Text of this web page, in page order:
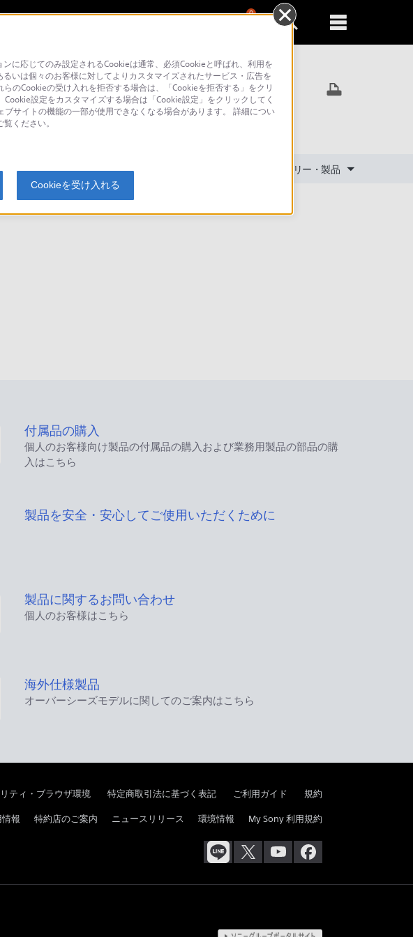
0
対象製品カテゴリー・製品
付属品の購入
個人のお客様向け製品の付属品の購入および業務用製品の部品の購
入はこちら
製品を安全・安心してご使用いただくために
製品に関するお問い合わせ
個人のお客様はこちら
海外仕様製品
オーバーシーズモデルに関してのご案内はこちら
ティ・ブラウザ環境 特定商取引法に基づく表記 ご利用ガイド 規約
報 特約店のご案内 ニュースリリース 環境情報 My Sony 利用規約
に応じてのみ設定されるCookieは通常、必須Cookieと呼ばれ、利用を
いは個々のお客様に対してよりカスタマイズされたサービス・広告を
のCookieの受け入れを拒否する場合は、「Cookieを拒否する」をクリ
設定をカスタマイズする場合は「Cookie設定」をクリックしてく
サイトの機能の一部が使用できなくなる場合があります。 詳細につい
ください。
Cookieを受け入れる